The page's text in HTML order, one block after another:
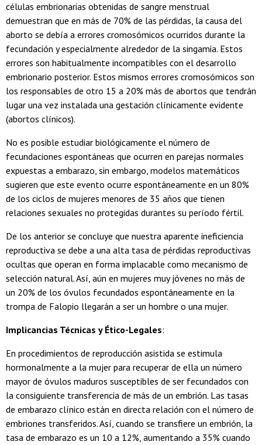
células embrionarias obtenidas de sangre menstrual
demuestran que en más de 70% de las pérdidas, la causa del
aborto se debía a errores cromosómicos ocurridos durante la
fecundación y especialmente alrededor de la singamia. Estos
errores son habitualmente incompatibles con el desarrollo
embrionario posterior. Estos mismos errores cromosómicos son
los responsables de otro 15 a 20% más de abortos que tendrán
lugar una vez instalada una gestación clínicamente evidente
(abortos clínicos).
No es posible estudiar biológicamente el número de
fecundaciones espontáneas que ocurren en parejas normales
expuestas a embarazo, sin embargo, modelos matemáticos
sugieren que este evento ocurre espontáneamente en un 80%
de los ciclos de mujeres menores de 35 años que tienen
relaciones sexuales no protegidas durantes su período fértil.
De los anterior se concluye que nuestra aparente ineficiencia
reproductiva se debe a una alta tasa de pérdidas reproductivas
ocultas que operan en forma implacable como mecanismo de
selección natural. Así, aún en mujeres muy jóvenes no más de
un 20% de los óvulos fecundados espontáneamente en la
trompa de Falopio llegarán a ser un hombre o una mujer.
Implicancias Técnicas y Ético-Legales:
En procedimientos de reproducción asistida se estimula
hormonalmente a la mujer para recuperar de ella un número
mayor de óvulos maduros susceptibles de ser fecundados con
la consiguiente transferencia de más de un embrión. Las tasas
de embarazo clínico están en directa relación con el número de
embriones transferidos. Así, cuando se transfiere un embrión, la
tasa de embarazo es un 10 a 12%, aumentando a 35% cuando